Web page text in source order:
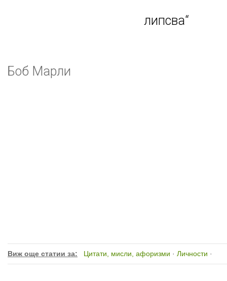
липсва“
Боб Марли
Виж още статии за: Цитати, мисли, афоризми · Личности ·